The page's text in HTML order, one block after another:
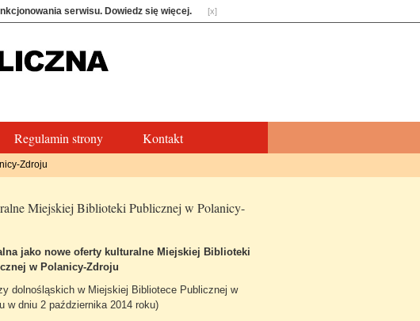
serwisu. Dowiedz się więcej. [x]
Regulamin strony Kontakt
Zdroju
Miejskiej Biblioteki Publicznej w Polanicy-
jako nowe oferty kulturalne Miejskiej Biblioteki
w Polanicy-Zdroju
dolnośląskich w Miejskiej Bibliotece Publicznej w
w dniu 2 października 2014 roku)